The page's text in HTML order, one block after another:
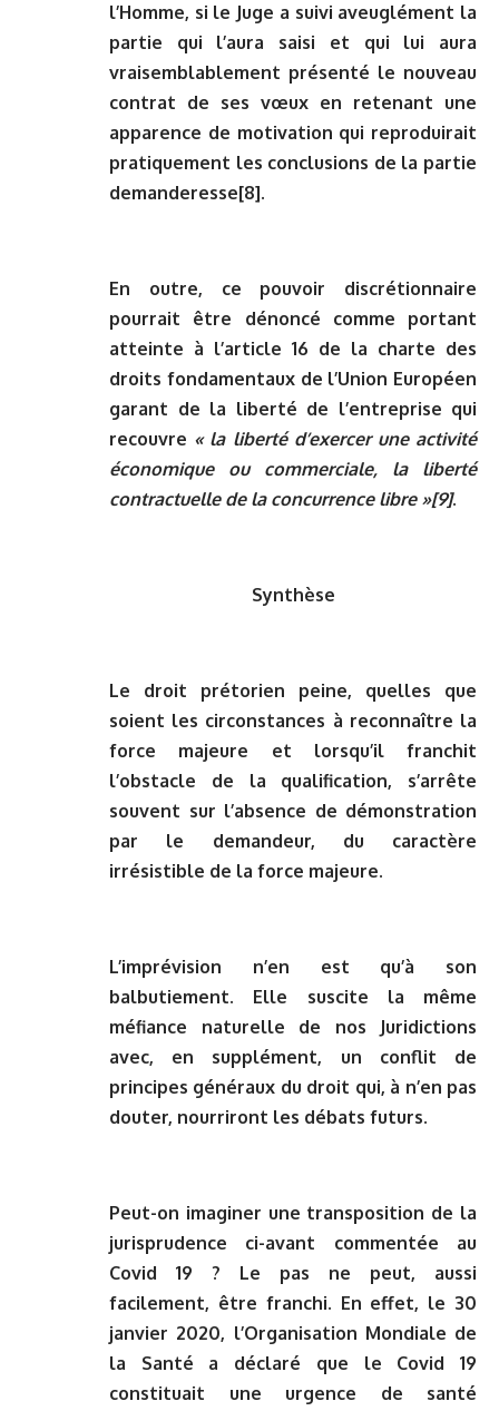
l’Homme, si le Juge a suivi aveuglément la
partie qui l’aura saisi et qui lui aura
vraisemblablement présenté le nouveau
contrat de ses vœux en retenant une
apparence de motivation qui reproduirait
pratiquement les conclusions de la partie
demanderesse[8].
En outre, ce pouvoir discrétionnaire
pourrait être dénoncé comme portant
atteinte à l’article 16 de la charte des
droits fondamentaux de l’Union Européen
garant de la liberté de l’entreprise qui
recouvre « la liberté d’exercer une activité
économique ou commerciale, la liberté
contractuelle de la concurrence libre »[9].
Synthèse
Le droit prétorien peine, quelles que
soient les circonstances à reconnaître la
force majeure et lorsqu’il franchit
l’obstacle de la qualification, s’arrête
souvent sur l’absence de démonstration
par le demandeur, du caractère
irrésistible de la force majeure.
L’imprévision n’en est qu’à son
balbutiement. Elle suscite la même
méfiance naturelle de nos Juridictions
avec, en supplément, un conflit de
principes généraux du droit qui, à n’en pas
douter, nourriront les débats futurs.
Peut-on imaginer une transposition de la
jurisprudence ci-avant commentée au
Covid 19 ? Le pas ne peut, aussi
facilement, être franchi. En effet, le 30
janvier 2020, l’Organisation Mondiale de
la Santé a déclaré que le Covid 19
constituait une urgence de santé